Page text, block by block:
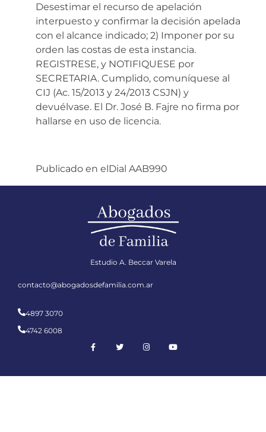
Desestimar el recurso de apelación
interpuesto y confirmar la decisión apelada
con el alcance indicado; 2) Imponer por su
orden las costas de esta instancia.
REGISTRESE, y NOTIFIQUESE por
SECRETARIA. Cumplido, comuníquese al
CIJ (Ac. 15/2013 y 24/2013 CSJN) y
devuélvase. El Dr. José B. Fajre no firma por
hallarse en uso de licencia.
Publicado en elDial AAB990
Estudio A. Beccar Varela
contacto@abogadosdefamilia.com.ar
4897 3070
4742 6008